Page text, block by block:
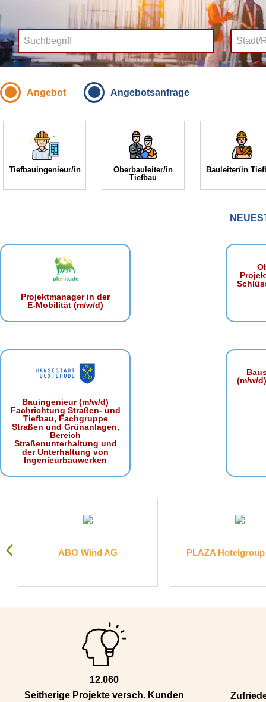
Angebot Angebotsanfrage
Tiefbauingenieur/in
Oberbauleiter/in
Tiefbau
Bauleiter/in
Projektmanager in der
E‑Mobilität (m/w/d)
Bauingenieur (m/w/d)
Fachrichtung Straßen- und
Tiefbau, Fachgruppe
Straßen und Grünanlagen,
Bereich
Straßenunterhaltung und
der Unterhaltung von
Ingenieurbauwerken
(m/w/
ABO Wind AG PLAZA
12.060
Seitherige Projekte versch. Kunden